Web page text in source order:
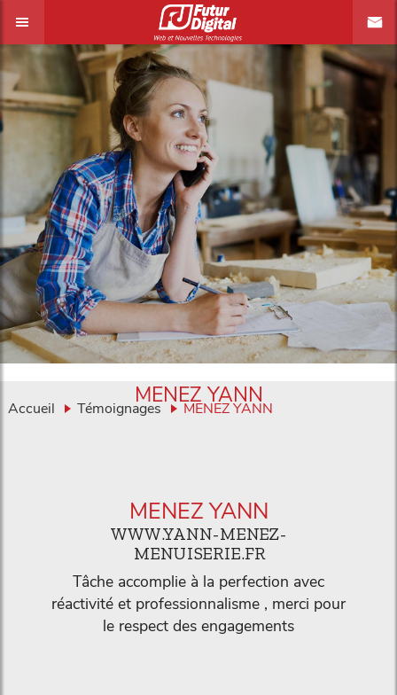
Accueil Témoignages MENEZ YANN
MENEZ YANN
MENEZ YANN
WWW.YANN-MENEZ-
MENUISERIE.FR
Tâche accomplie à la perfection avec
réactivité et professionnalisme , merci pour
le respect des engagements